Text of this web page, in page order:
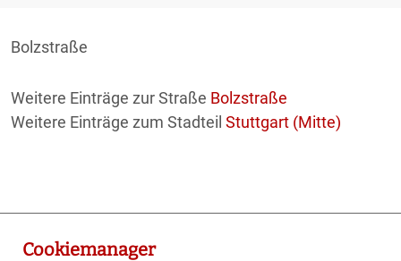
Bolzstraße
Weitere Einträge zur Straße Bolzstraße
Weitere Einträge zum Stadteil Stuttgart (Mitte)
Cookiemanager